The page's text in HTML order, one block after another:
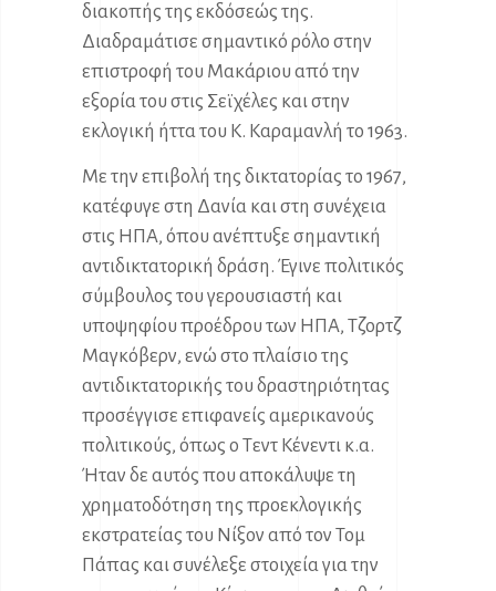
διακοπής της εκδόσεώς της.
Διαδραμάτισε σημαντικό ρόλο στην
επιστροφή του Μακάριου από την
εξορία του στις Σεϊχέλες και στην
εκλογική ήττα του Κ. Καραμανλή το 1963.
Με την επιβολή της δικτατορίας το 1967,
κατέφυγε στη Δανία και στη συνέχεια
στις ΗΠΑ, όπου ανέπτυξε σημαντική
αντιδικτατορική δράση. Έγινε πολιτικός
σύμβουλος του γερουσιαστή και
υποψηφίου προέδρου των ΗΠΑ, Τζορτζ
Μαγκόβερν, ενώ στο πλαίσιο της
αντιδικτατορικής του δραστηριότητας
προσέγγισε επιφανείς αμερικανούς
πολιτικούς, όπως ο Τεντ Κένεντι κ.α.
Ήταν δε αυτός που αποκάλυψε τη
χρηματοδότηση της προεκλογικής
εκστρατείας του Νίξον από τον Τομ
Πάπας και συνέλεξε στοιχεία για την